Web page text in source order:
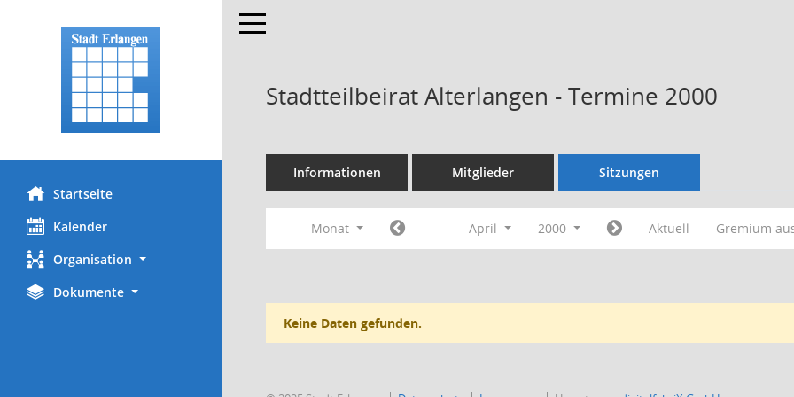
Startseite
Kalender
Organisation
Dokumente
Toggle navigation
Stadtteilbeirat Alterlangen - Termine 2000
Informationen Mitglieder Sitzungen
Monat April 2000 Aktuell Gremium
Keine Daten gefunden.